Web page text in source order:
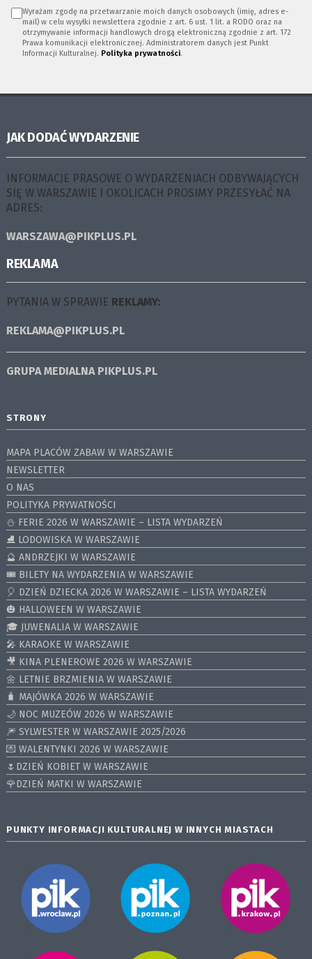
Wyrażam zgodę na przetwarzanie moich danych osobowych (imię, adres e-
mail) w celu wysyłki newslettera zgodnie z art. 6 ust. 1 lit. a RODO oraz na
otrzymywanie informacji handlowych drogą elektroniczną zgodnie z art. 172
Prawa komunikacji elektronicznej. Administratorem danych jest Punkt
Informacji Kulturalnej. Polityka prywatności.
JAK DODAĆ WYDARZENIE
INFORMACJE PRASOWE O WYDARZENIACH ODBYWAJĄCYCH
SIĘ W WARSZAWIE I OKOLICACH PROSIMY PRZESYŁAĆ NA
ADRES:
WARSZAWA@PIKPLUS.PL
REKLAMA
PYTANIA W SPRAWIE REKLAMY:
REKLAMA@PIKPLUS.PL
GRUPA MEDIALNA PIKPLUS.PL
STRONY
MAPA PLACÓW ZABAW W WARSZAWIE
NEWSLETTER
O NAS
POLITYKA PRYWATNOŚCI
⛄️ FERIE 2026 W WARSZAWIE – LISTA WYDARZEŃ
⛸ LODOWISKA W WARSZAWIE
🔮 ANDRZEJKI W WARSZAWIE
🎟️ BILETY NA WYDARZENIA W WARSZAWIE
🎈 DZIEŃ DZIECKA 2026 W WARSZAWIE – LISTA WYDARZEŃ
🎃 HALLOWEEN W WARSZAWIE
🎓 JUWENALIA W WARSZAWIE
🎤 KARAOKE W WARSZAWIE
🎥 KINA PLENEROWE 2026 W WARSZAWIE
🌼 LETNIE BRZMIENIA W WARSZAWIE
🧳 MAJÓWKA 2026 W WARSZAWIE
🌙 NOC MUZEÓW 2026 W WARSZAWIE
🎆 SYLWESTER W WARSZAWIE 2025/2026
💌 WALENTYNKI 2026 W WARSZAWIE
🌷DZIEŃ KOBIET W WARSZAWIE
🌹DZIEŃ MATKI W WARSZAWIE
PUNKTY INFORMACJI KULTURALNEJ W INNYCH MIASTACH